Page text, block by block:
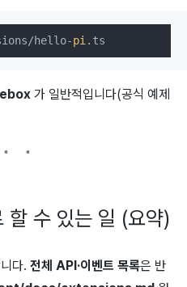
hello-pi
가 일반적입니다(공식 예제
수 있는 일 (요약)
다. 전체 API·이벤트 목록은 반